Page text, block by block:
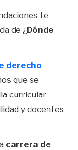
te
de ¿Dónde
derecho
que se
curricular
y docentes
carrera de